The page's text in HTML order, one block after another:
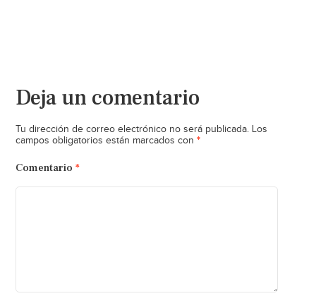
Deja un comentario
Tu dirección de correo electrónico no será publicada. Los
campos obligatorios están marcados con *
Comentario *